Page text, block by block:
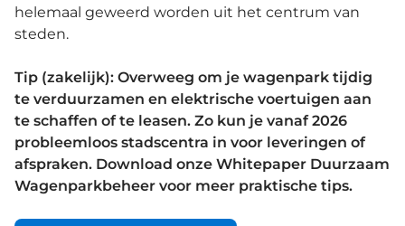
helemaal geweerd worden uit het centrum van
steden.
Tip (zakelijk): Overweeg om je wagenpark tijdig
te verduurzamen en elektrische voertuigen aan
te schaffen of te leasen. Zo kun je vanaf 2026
probleemloos stadscentra in voor leveringen of
afspraken. Download onze Whitepaper Duurzaam
Wagenparkbeheer voor meer praktische tips.